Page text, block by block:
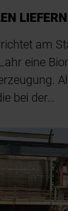
am
eine
bei der…